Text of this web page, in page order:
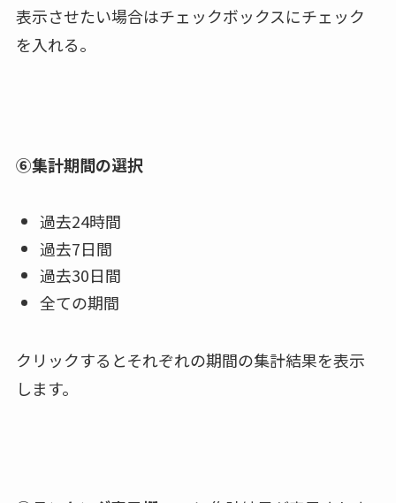
表示させたい場合はチェックボックスにチェック
を入れる。
⑥集計期間の選択
過去24時間
過去7日間
過去30日間
全ての期間
クリックするとそれぞれの期間の集計結果を表示
します。